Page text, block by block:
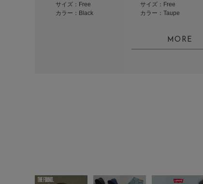
サイズ：Free
カラー：Black
サイズ：Free
カラー：Taupe
MORE